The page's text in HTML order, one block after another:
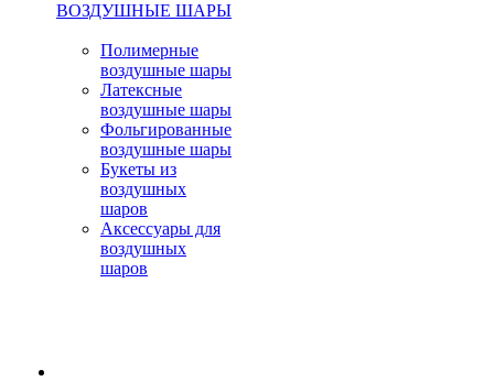
ВОЗДУШНЫЕ ШАРЫ
Полимерные
воздушные шары
Латексные
воздушные шары
Фольгированные
воздушные шары
Букеты из
воздушных
шаров
Аксессуары для
воздушных
шаров